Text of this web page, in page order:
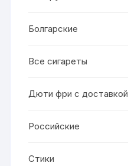
Болгарские
Все сигареты
Дюти фри с доставкой
Российские
Стики